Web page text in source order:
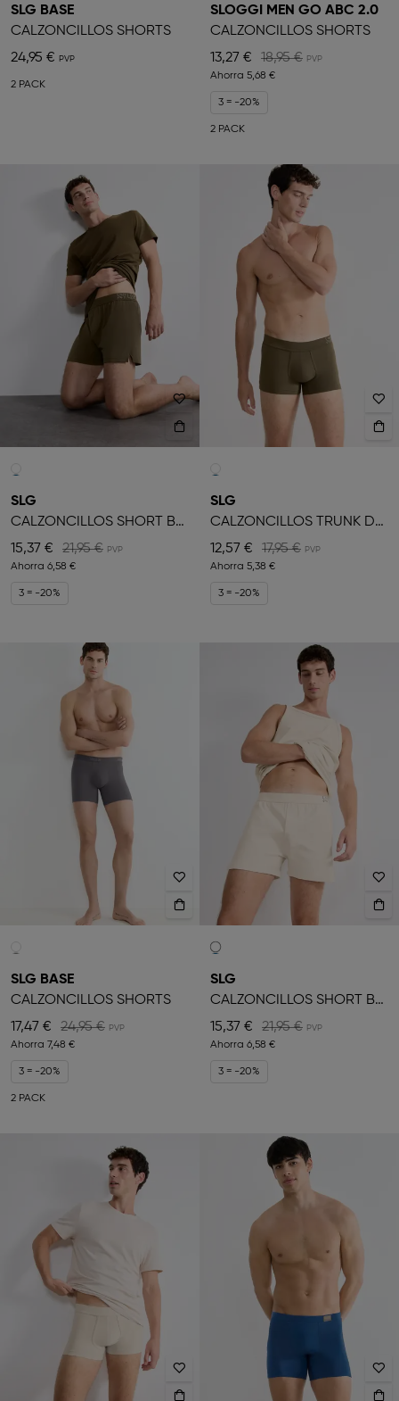
SLG BASE
CALZONCILLOS SHORTS
24,95 €
2 PACK
SLOGGI MEN GO ABC 2.0
CALZONCILLOS SHORTS
13,27 €
18,95 €
Ahorra 5,68 €
3 = -20%
2 PACK
SLG
CALZONCILLOS SHORT BÓXER
15,37 €
21,95 €
Ahorra 6,58 €
3 = -20%
SLG
CALZONCILLOS TRUNK DE HOMBRE
12,57 €
17,95 €
Ahorra 5,38 €
3 = -20%
SLG BASE
CALZONCILLOS SHORTS
17,47 €
24,95 €
Ahorra 7,48 €
3 = -20%
2 PACK
SLG
CALZONCILLOS SHORT BÓXER
15,37 €
21,95 €
Ahorra 6,58 €
3 = -20%